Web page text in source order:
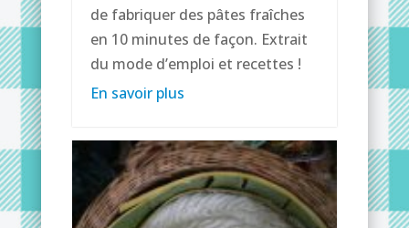
de fabriquer des pâtes fraîches
en 10 minutes de façon. Extrait
du mode d’emploi et recettes !
En savoir plus